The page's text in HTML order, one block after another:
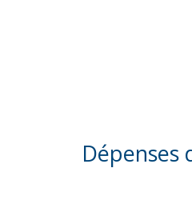
Dépenses